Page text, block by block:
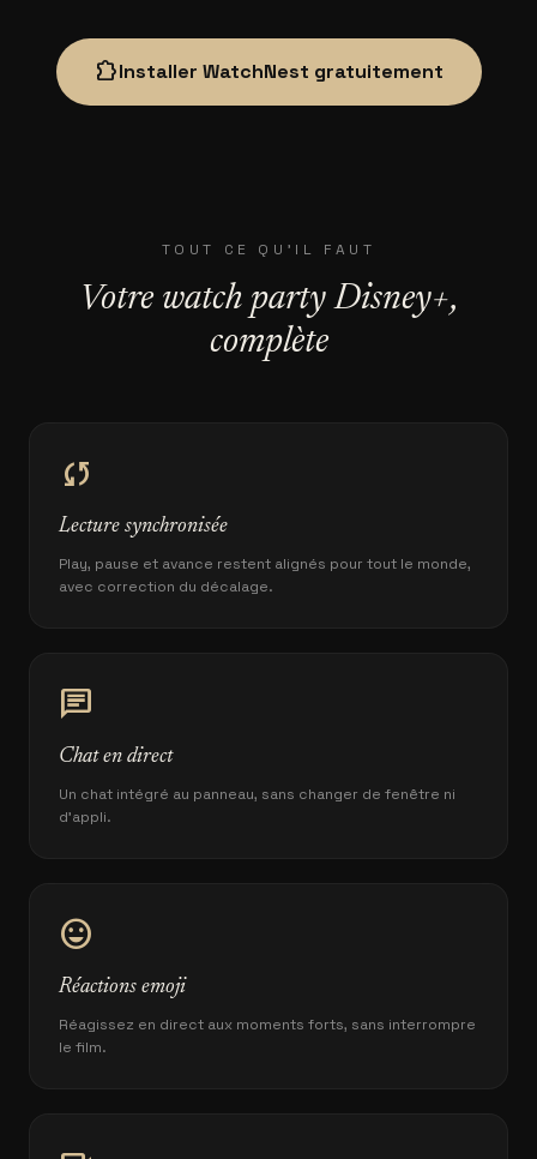
extensionInstaller WatchNest gratuitement
TOUT CE QU'IL FAUT
Votre watch party Disney+,
complète
sync
Lecture synchronisée
Play, pause et avance restent alignés pour tout le monde,
avec correction du décalage.
chat
Chat en direct
Un chat intégré au panneau, sans changer de fenêtre ni
d'appli.
mood
Réactions emoji
Réagissez en direct aux moments forts, sans interrompre
le film.